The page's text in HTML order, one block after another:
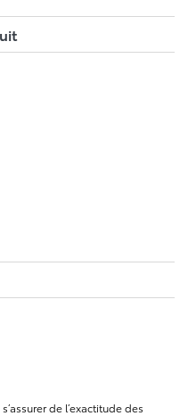
de l’exactitude des